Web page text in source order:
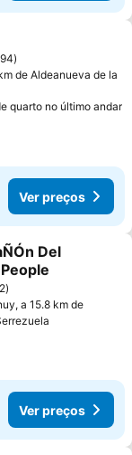
favoritos
de Aldeanueva de la
quarto no último andar
Ver preços
favoritos
Del
a 15.8 km de
Ver preços